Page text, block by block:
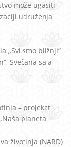
može ugasiti
udruženja
„Svi smo bližnji“
Svečanа salа
– projekat
planeta.
životinja (NARD)